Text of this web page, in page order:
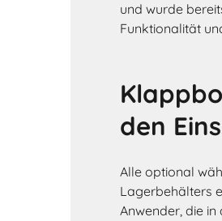
und wurde
Funktionalität
den
Alle optional
Lagerbehälters
Anwender, die